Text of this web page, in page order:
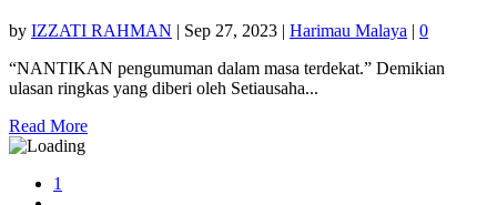
by IZZATI RAHMAN | Sep 27, 2023 | Harimau Malaya | 0
“NANTIKAN pengumuman dalam masa terdekat.” Demikian
ulasan ringkas yang diberi oleh Setiausaha...
Read More
1